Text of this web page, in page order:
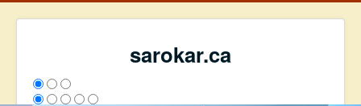
sarokar.ca